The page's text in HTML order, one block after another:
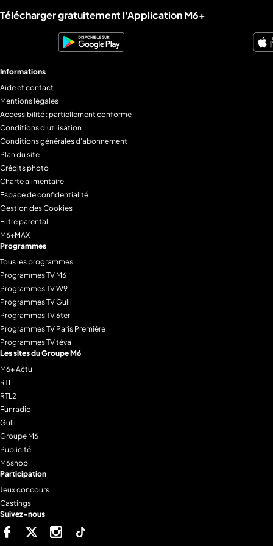
Liens utiles M6+.
Télécharger gratuitement l'Application M6+
Informations
Aide et contact
Mentions légales
Accessibilité : partiellement conforme
Conditions d'utilisation
Conditions générales d'abonnement
Plan du site
Crédits photo
Charte alimentaire
Espace de confidentialité
Gestion des Cookies
Filtre parental
M6+MAX
Programmes
Tous les programmes
Programmes TV M6
Programmes TV W9
Programmes TV Gulli
Programmes TV 6ter
Programmes TV Paris Première
Programmes TV téva
Les sites du Groupe M6
M6+ Actu
RTL
RTL2
Funradio
Gulli
Groupe M6
Publicité
M6shop
Participation
Jeux concours
Castings
Suivez-nous
FacebookTwitter Instagram